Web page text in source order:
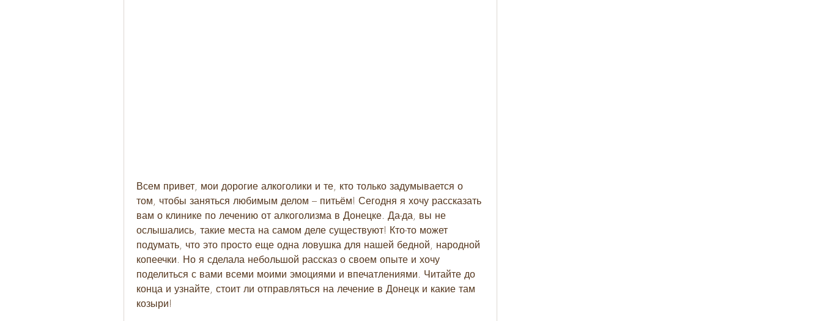
Всем привет, мои дорогие алкоголики и те, кто только задумывается о
том, чтобы заняться любимым делом – питьём! Сегодня я хочу рассказать
вам о клинике по лечению от алкоголизма в Донецке. Да-да, вы не
ослышались, такие места на самом деле существуют! Кто-то может
подумать, что это просто еще одна ловушка для нашей бедной, народной
копеечки. Но я сделала небольшой рассказ о своем опыте и хочу
поделиться с вами всеми моими эмоциями и впечатлениями. Читайте до
конца и узнайте, стоит ли отправляться на лечение в Донецк и какие там
козыри!